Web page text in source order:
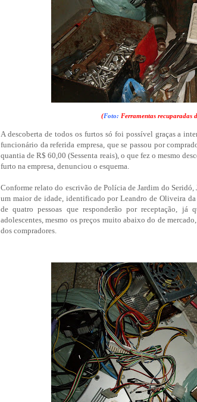
(Foto: Ferramentas recuparadas
A descoberta de todos os furtos só foi possível graças a
funcionário da referida empresa, que se passou por
quantia de R$ 60,00 (Sessenta reais), o que fez o mesmo
furto na empresa, denunciou o esquema.
Conforme relato do escrivão de Polícia de Jardim do Seridó,
um maior de idade, identificado por Leandro de Oliveira
de quatro pessoas que responderão por receptação, já
adolescentes, mesmo os preços muito abaixo do de
dos compradores.